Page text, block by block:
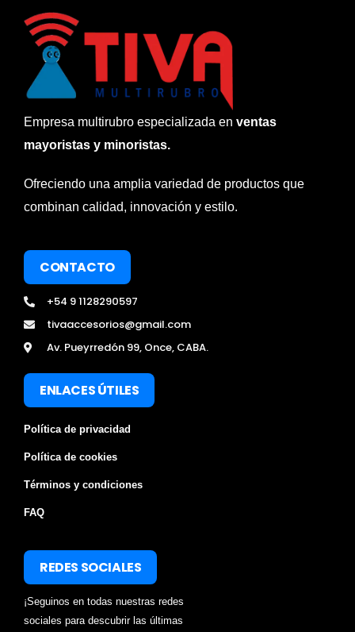
Empresa multirubro especializada en ventas
mayoristas y minoristas.
Ofreciendo una amplia variedad de productos que
combinan calidad, innovación y estilo.
CONTACTO
+54 9 1128290597
tivaaccesorios@gmail.com
Av. Pueyrredón 99, Once, CABA.
ENLACES ÚTILES
Política de privacidad
Política de cookies
Términos y condiciones
FAQ
REDES SOCIALES
¡Seguinos en todas nuestras redes
sociales para descubrir las últimas